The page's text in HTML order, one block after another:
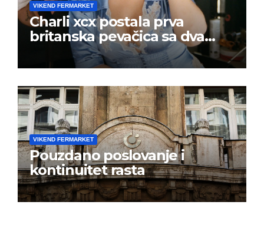
VIKEND FERMARKET
Charli xcx postala prva
britanska pevačica sa dva
albuma na prvom mestu u
istoj kalendarskoj godini
VIKEND FERMARKET
Pouzdano poslovanje i
kontinuitet rasta